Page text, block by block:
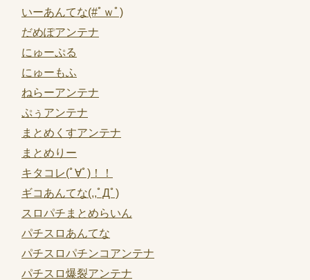
いーあんてな(#ﾟｗﾟ)
だめぽアンテナ
にゅーぷる
にゅーもふ
ねらーアンテナ
ぷぅアンテナ
まとめくすアンテナ
まとめりー
キタコレ(ﾟ∀ﾟ)！！
ギコあんてな(,,ﾟДﾟ)
スロパチまとめらいん
パチスロあんてな
パチスロパチンコアンテナ
パチスロ爆裂アンテナ